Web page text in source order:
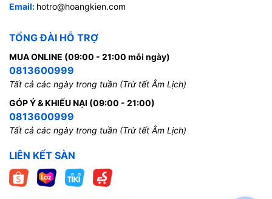
Email: hotro@hoangkien.com
TỔNG ĐÀI HỖ TRỢ
MUA ONLINE (09:00 - 21:00 mỗi ngày)
0813600999
Tất cả các ngày trong tuần (Trừ tết Âm Lịch)
GÓP Ý & KHIẾU NẠI (09:00 - 21:00)
0813600999
Tất cả các ngày trong tuần (Trừ tết Âm Lịch)
LIÊN KẾT SÀN